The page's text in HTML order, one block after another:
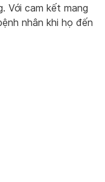
Với cam kết mang
nhân khi họ đến